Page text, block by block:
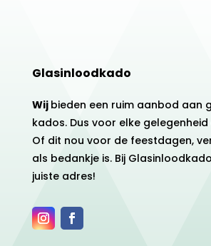
Glasinloodkado
Wij bieden een ruim aanbod aan
kados. Dus voor elke
Of dit nou voor de feestdagen,
als bedankje is. Bij
juiste adres!